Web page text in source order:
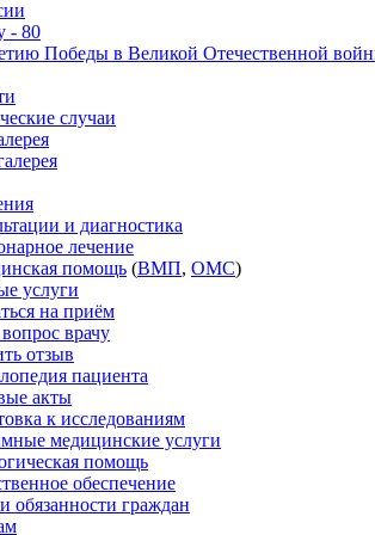
- 80
Победы в Великой Отечественной
случаи
и диагностика
лечение
помощь (ВМП, ОМС)
услуги
на приём
вопрос врачу
отзыв
пациента
акты
к исследованиям
медицинские услуги
помощь
обеспечение
обязанности граждан